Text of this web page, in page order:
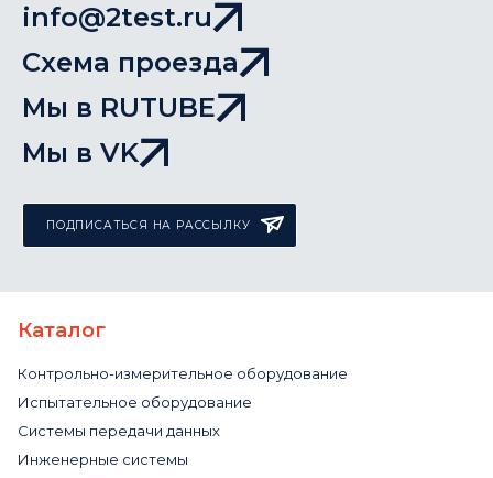
info@2test.ru
Схема проезда
Мы в RUTUBE
Мы в VK
ПОДПИСАТЬСЯ НА РАССЫЛКУ
Каталог
Контрольно-измерительное оборудование
Испытательное оборудование
Системы передачи данных
Инженерные системы